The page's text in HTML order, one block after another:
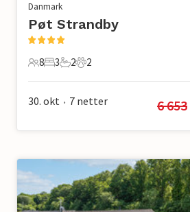
Danmark
Pøt Strandby
8 Gjester
8
3 Soverom
3
2 Bad
2
2 Kjæledyr
2
30. okt • 7 netter 6 653